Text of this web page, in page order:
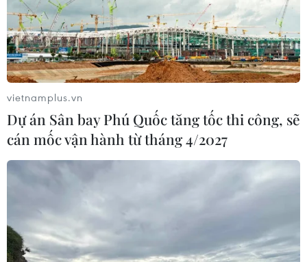
24/07/2026 23:59
Mỹ điều tra một đợt bùng phát bệnh
tả do ký sinh trùng cyclospora
24/07/2026 05:44
Mỹ thu hồi gần 1,6 triệu quả trứng do
nguy cơ nhiễm khuẩn Salmonella
vietnamplus.vn
Dự án Sân bay Phú Quốc tăng tốc thi công, sẽ
cán mốc vận hành từ tháng 4/2027